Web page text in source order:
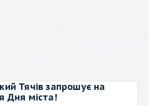
Тячів запрошує на
Дня міста!